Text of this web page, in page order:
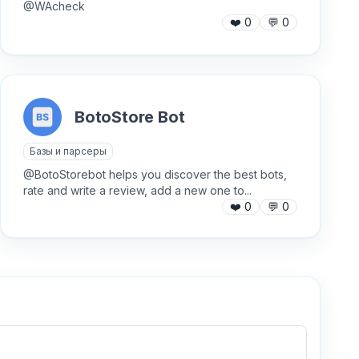
@WAcheck
❤️ 0 💬 0
BotoStore Bot
Базы и парсеры
@BotoStorebot helps you discover the best bots,
rate and write a review, add a new one to...
❤️ 0 💬 0